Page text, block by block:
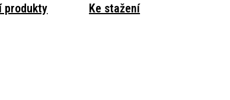
produkty Ke stažení